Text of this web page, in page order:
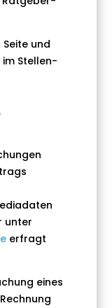
und
Stellen-
unter
erfragt
eines